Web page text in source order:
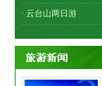
· 云台山两日游